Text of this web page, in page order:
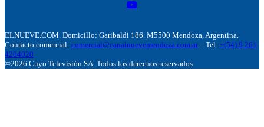
ELNUEVE.COM. Domicillo: Garibaldi 186. M5500 Mendoza, Argentina.
Contacto comercial: comercial@canalnuevemendoza.com.ar – Tel: +(54) 9 261
4204020
©2026 Cuyo Televisión SA. Todos los derechos reservados